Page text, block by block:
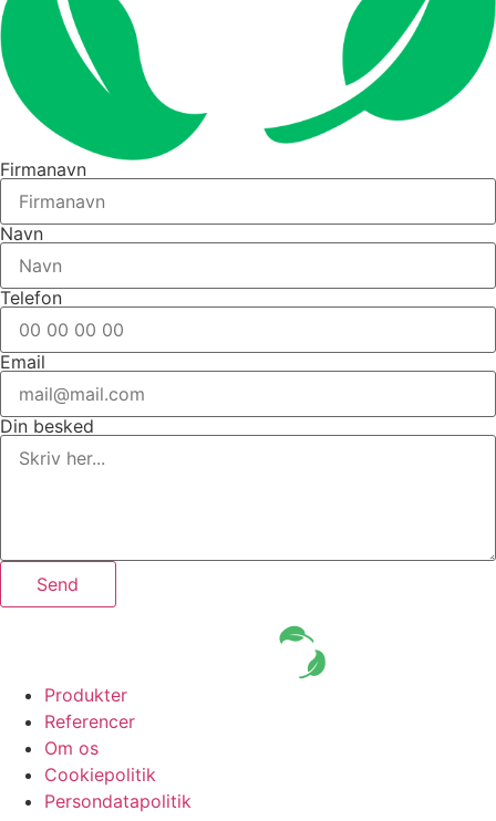
Firmanavn
Navn
Telefon
Email
Din besked
Send
Produkter
Referencer
Om os
Cookiepolitik
Persondatapolitik